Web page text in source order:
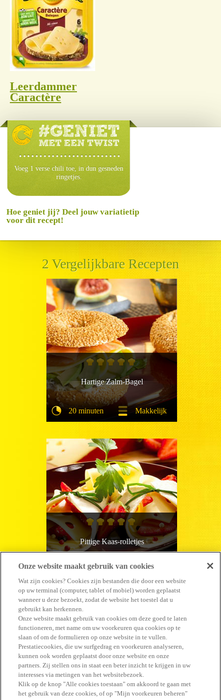
Leerdammer
Caractère
Voeg 1 verse chili toe, in dun gesneden
ringetjes.
Hoe geniet jij? Deel jouw variatietip
voor dit recept!
2 Vergelijkbare Recepten
Hartige Zalm-Bagel
20 minuten Makkelijk
Pittige Kaas-rolletjes
20 minuten Makkelijk
#GENIET ERVAN
Vind alle antwoorden in de FAQ
Onze website maakt gebruik van cookies
Wat zijn cookies? Cookies zijn bestanden die door een website
op uw terminal (computer, tablet of mobiel) worden geplaatst
wanneer u deze bezoekt, zodat de website het toestel dat u
gebruikt kan herkennen.
Onze website maakt gebruik van cookies om deze goed te laten
functioneren, met name om uw voorkeuren qua cookies op te
slaan of om de formulieren op onze website in te vullen.
Prestatiecookies, die uw surfgedrag en voorkeuren analyseren,
kunnen ook worden geplaatst door onze website en onze
partners. Zij stellen ons in staat een beter inzicht te krijgen in uw
interesses via metingen van het websitebezoek.
Klik op de knop "Alle cookies toestaan" om akkoord te gaan met
het gebruik van deze cookies, of op "Mijn voorkeuren beheren"